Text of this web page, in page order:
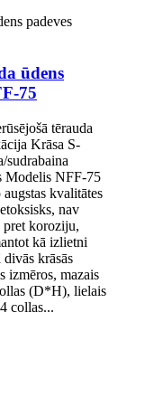
ūdens
75
tērauda
Krāsa S-
Modelis NFF-75
kvalitātes
nav
pret koroziju,
kā izlietni
krāsās
izmēros, mazais
(D*H), lielais
collas...